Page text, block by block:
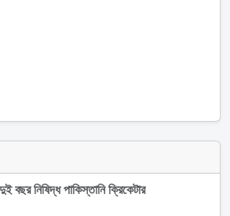
বছর নিষিদ্ধ পাকিস্তানি ক্রিকেটার